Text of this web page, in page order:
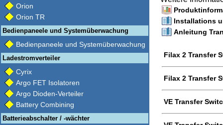
Orion
Orion TR
Bedienpaneele und Systemüberwachung
Bedienpaneele und Systemüberwachung
Ladestromverteiler
Cyrix
Argo FET Isolatoren
Argo Dioden-Verteiler
Battery Combining
Batterieabschalter / -wächter
Installations
Anleitung
Filax 2 Transfer
Filax 2 Transfer
VE Transfer